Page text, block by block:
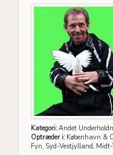
Kategori:Andet
Optræder i:København &
Fyn, Syd-Vestjylland,